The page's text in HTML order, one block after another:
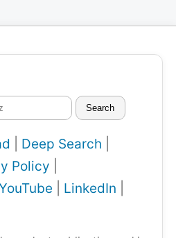
Search
Deep Search
Policy
LinkedIn